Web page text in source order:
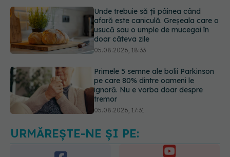
05.08.2026, 18:33
Primele 5 semne ale bolii Parkinson
pe care 80% dintre oameni le
ignoră. Nu e vorba doar despre
05.08.2026, 17:31
Gabriela Cristea, manifest pentru
respect și acceptare: Corpul
fiecăruia spune o poveste
URMĂREȘTE-NE ȘI PE: